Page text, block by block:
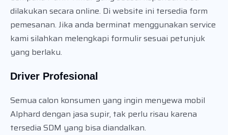
dilakukan secara online. Di website ini tersedia form
pemesanan. Jika anda berminat menggunakan service
kami silahkan melengkapi formulir sesuai petunjuk
yang berlaku.
Driver Profesional
Semua calon konsumen yang ingin menyewa mobil
Alphard dengan jasa supir, tak perlu risau karena
tersedia SDM yang bisa diandalkan.